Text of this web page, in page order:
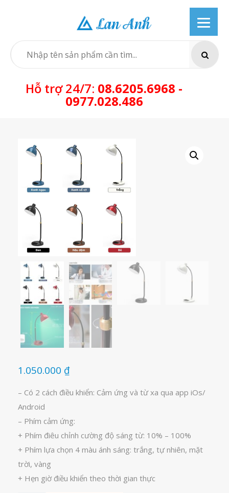
SEARCH
Hỗ trợ 24/7: 08.6205.6968 -
0977.028.486
1.050.000 ₫
– Có 2 cách điều khiển: Cảm ứng và từ xa qua app iOs/
Android
– Phím cảm ứng:
+ Phím điêu chỉnh cường độ sáng từ: 10% – 100%
+ Phím lựa chọn 4 màu ánh sáng: trắng, tự nhiên, mặt
trời, vàng
+ Hẹn giờ điều khiển theo thời gian thực